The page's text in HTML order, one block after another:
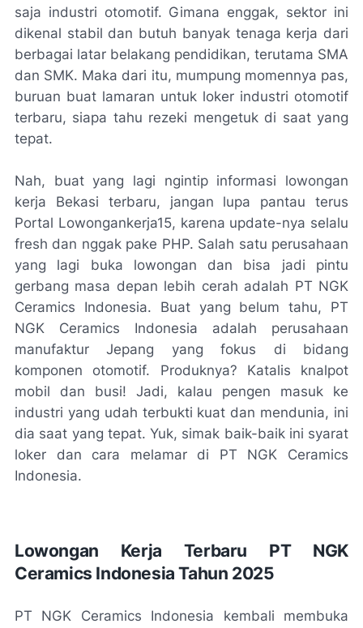
saja industri otomotif. Gimana enggak, sektor ini
dikenal stabil dan butuh banyak tenaga kerja dari
berbagai latar belakang pendidikan, terutama SMA
dan SMK. Maka dari itu, mumpung momennya pas,
buruan buat lamaran untuk loker industri otomotif
terbaru, siapa tahu rezeki mengetuk di saat yang
tepat.
Nah, buat yang lagi ngintip informasi lowongan
kerja Bekasi terbaru, jangan lupa pantau terus
Portal Lowongankerja15, karena update-nya selalu
fresh dan nggak pake PHP. Salah satu perusahaan
yang lagi buka lowongan dan bisa jadi pintu
gerbang masa depan lebih cerah adalah PT NGK
Ceramics Indonesia. Buat yang belum tahu, PT
NGK Ceramics Indonesia adalah perusahaan
manufaktur Jepang yang fokus di bidang
komponen otomotif. Produknya? Katalis knalpot
mobil dan busi! Jadi, kalau pengen masuk ke
industri yang udah terbukti kuat dan mendunia, ini
dia saat yang tepat. Yuk, simak baik-baik ini syarat
loker dan cara melamar di PT NGK Ceramics
Indonesia.
Lowongan Kerja Terbaru PT NGK
Ceramics Indonesia Tahun 2025
PT NGK Ceramics Indonesia kembali membuka